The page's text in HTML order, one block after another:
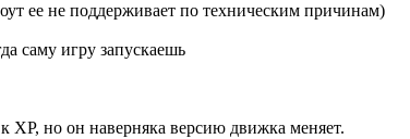
ее не поддерживает по техническим причинам)
саму игру запускаешь
XP, но он наверняка версию движка меняет.